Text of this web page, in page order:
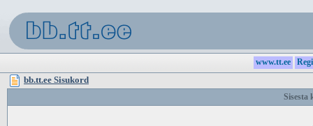
www.tt.ee
bb.tt.ee Sisukord
Sisesta